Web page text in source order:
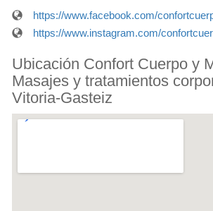
https://www.facebook.com/
https://www.instagram.com/
Ubicación Confort Cuerpo y
Masajes y tratamientos
Vitoria-Gasteiz